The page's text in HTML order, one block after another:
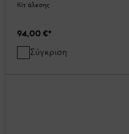
Κίτ άλεσης
94,00 €*
Σύγκριση